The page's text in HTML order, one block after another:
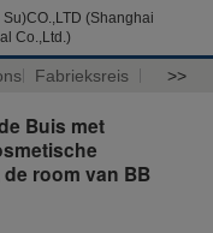
(Shanghai
Co.,Ltd.)
Fabrieksreis >>
Buis met
room van BB